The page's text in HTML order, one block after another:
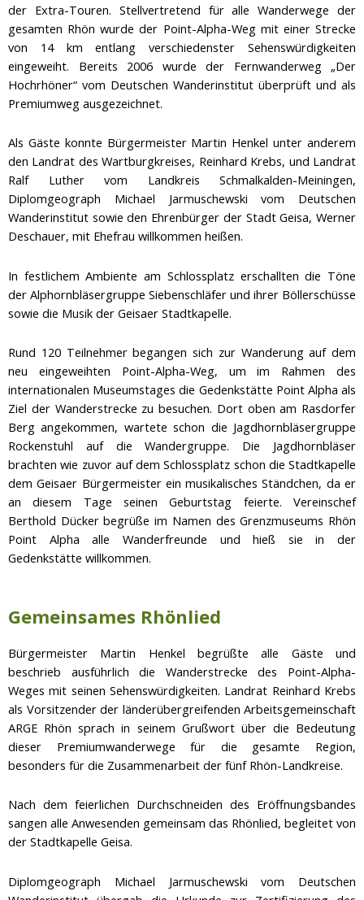
der Extra-Touren. Stellvertretend für alle Wanderwege der
gesamten Rhön wurde der Point-Alpha-Weg mit einer Strecke
von 14 km entlang verschiedenster Sehenswürdigkeiten
eingeweiht. Bereits 2006 wurde der Fernwanderweg „Der
Hochrhöner“ vom Deutschen Wanderinstitut überprüft und als
Premiumweg ausgezeichnet.
Als Gäste konnte Bürgermeister Martin Henkel unter anderem
den Landrat des Wartburgkreises, Reinhard Krebs, und Landrat
Ralf Luther vom Landkreis Schmalkalden-Meiningen,
Diplomgeograph Michael Jarmuschewski vom Deutschen
Wanderinstitut sowie den Ehrenbürger der Stadt Geisa, Werner
Deschauer, mit Ehefrau willkommen heißen.
In festlichem Ambiente am Schlossplatz erschallten die Töne
der Alphornbläsergruppe Siebenschläfer und ihrer Böllerschüsse
sowie die Musik der Geisaer Stadtkapelle.
Rund 120 Teilnehmer begangen sich zur Wanderung auf dem
neu eingeweihten Point-Alpha-Weg, um im Rahmen des
internationalen Museumstages die Gedenkstätte Point Alpha als
Ziel der Wanderstrecke zu besuchen. Dort oben am Rasdorfer
Berg angekommen, wartete schon die Jagdhornbläsergruppe
Rockenstuhl auf die Wandergruppe. Die Jagdhornbläser
brachten wie zuvor auf dem Schlossplatz schon die Stadtkapelle
dem Geisaer Bürgermeister ein musikalisches Ständchen, da er
an diesem Tage seinen Geburtstag feierte. Vereinschef
Berthold Dücker begrüße im Namen des Grenzmuseums Rhön
Point Alpha alle Wanderfreunde und hieß sie in der
Gedenkstätte willkommen.
Gemeinsames Rhönlied
Bürgermeister Martin Henkel begrüßte alle Gäste und
beschrieb ausführlich die Wanderstrecke des Point-Alpha-
Weges mit seinen Sehenswürdigkeiten. Landrat Reinhard Krebs
als Vorsitzender der länderübergreifenden Arbeitsgemeinschaft
ARGE Rhön sprach in seinem Grußwort über die Bedeutung
dieser Premiumwanderwege für die gesamte Region,
besonders für die Zusammenarbeit der fünf Rhön-Landkreise.
Nach dem feierlichen Durchschneiden des Eröffnungsbandes
sangen alle Anwesenden gemeinsam das Rhönlied, begleitet von
der Stadtkapelle Geisa.
Diplomgeograph Michael Jarmuschewski vom Deutschen